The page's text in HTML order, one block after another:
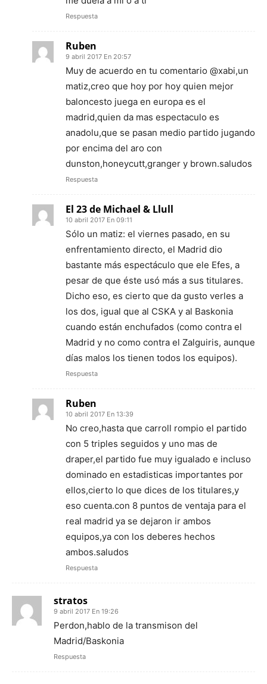
Respuesta
Ruben
9 abril 2017 En 20:57
Muy de acuerdo en tu comentario @xabi,un
matiz,creo que hoy por hoy quien mejor
baloncesto juega en europa es el
madrid,quien da mas espectaculo es
anadolu,que se pasan medio partido jugando
por encima del aro con
dunston,honeycutt,granger y brown.saludos
Respuesta
El 23 de Michael & Llull
10 abril 2017 En 09:11
Sólo un matiz: el viernes pasado, en su
enfrentamiento directo, el Madrid dio
bastante más espectáculo que ele Efes, a
pesar de que éste usó más a sus titulares.
Dicho eso, es cierto que da gusto verles a
los dos, igual que al CSKA y al Baskonia
cuando están enchufados (como contra el
Madrid y no como contra el Zalguiris, aunque
días malos los tienen todos los equipos).
Respuesta
Ruben
10 abril 2017 En 13:39
No creo,hasta que carroll rompio el partido
con 5 triples seguidos y uno mas de
draper,el partido fue muy igualado e incluso
dominado en estadisticas importantes por
ellos,cierto lo que dices de los titulares,y
eso cuenta.con 8 puntos de ventaja para el
real madrid ya se dejaron ir ambos
equipos,ya con los deberes hechos
ambos.saludos
Respuesta
stratos
9 abril 2017 En 19:26
Perdon,hablo de la transmison del
Madrid/Baskonia
Respuesta